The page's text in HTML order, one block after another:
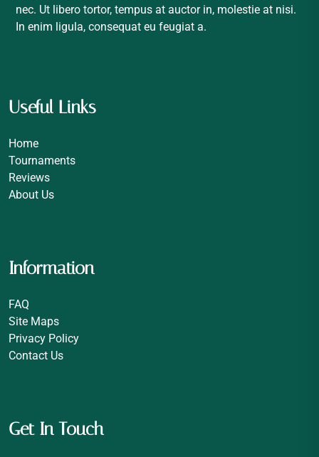
nec. Ut libero tortor, tempus at auctor in, molestie at nisi.
In enim ligula, consequat eu feugiat a.
Useful Links
Home
Tournaments
Reviews
About Us
Information
FAQ
Site Maps
Privacy Policy
Contact Us
Get In Touch